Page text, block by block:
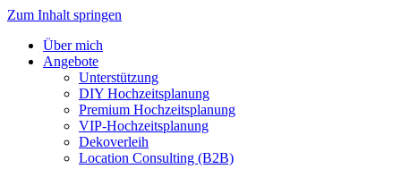
Zum Inhalt springen
Über mich
Angebote
Unterstützung
DIY Hochzeitsplanung
Premium Hochzeitsplanung
VIP-Hochzeitsplanung
Dekoverleih
Location Consulting (B2B)